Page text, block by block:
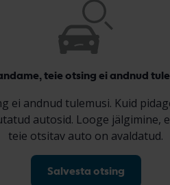
teie otsing ei andnud
ei andnud tulemusi. Kuid
autosid. Looge jälgimine,
teie otsitav auto on avaldatud.
Salvesta otsing